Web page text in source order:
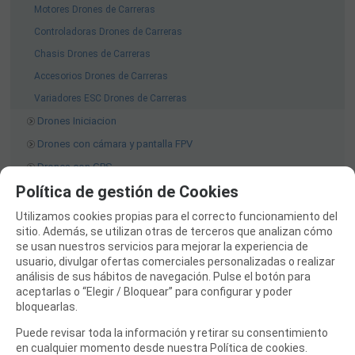
Motores Drones de Carreras
Controladoras Drones de Carreras
Chasis Drones de Carreras
Accesorios Drones de Carreras
Variadores ESC Drones de Carreras
Drones Iniciacion
Drones con cámara y pantalla FPV
Drones con GPS
FPV y Camaras
Accesorios Drones
Repuestos Drones Multicopter
Hélices Drones
Gimbal Cámara Drones
AVIONES RC
COCHES RC
Política de gestión de Cookies
Utilizamos cookies propias para el correcto funcionamiento del
sitio. Además, se utilizan otras de terceros que analizan cómo
se usan nuestros servicios para mejorar la experiencia de
usuario, divulgar ofertas comerciales personalizadas o realizar
análisis de sus hábitos de navegación. Pulse el botón para
aceptarlas o “Elegir / Bloquear” para configurar y poder
bloquearlas.
Puede revisar toda la información y retirar su consentimiento
en cualquier momento desde nuestra Política de cookies.